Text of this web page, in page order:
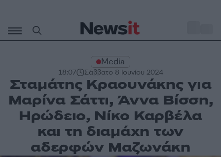
περιεχόμενο
Media
18:07 Σάββατο 8 Ιουνίου 2024
Σταμάτης Κραουνάκης για
Μαρίνα Σάττι, Άννα Βίσση,
Ηρώδειο, Νίκο Καρβέλα
και τη διαμάχη των
αδερφών Μαζωνάκη